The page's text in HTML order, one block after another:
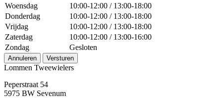
Woensdag
10:00-12:00 / 13:00-18:00
Donderdag
10:00-12:00 / 13:00-18:00
Vrijdag
10:00-12:00 / 13:00-18:00
Zaterdag
10:00-12:00 / 13:00-16:00
Zondag
Gesloten
Annuleren Versturen
Lommen Tweewielers
Peperstraat 54
5975 BW Sevenum